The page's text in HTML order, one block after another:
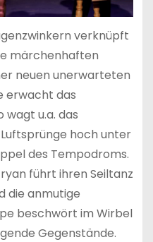
verknüpft
märchenhaften
neuen unerwarteten
erwacht das
wagt u.a. das
hoch unter
des Tempodroms.
führt ihren Seiltanz
die anmutige
beschwört im Wirbel
Gegenstände.